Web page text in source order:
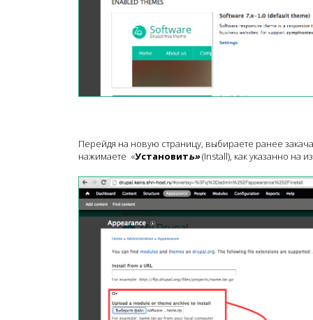
Перейдя на новую страницу, выбираете ранее
нажимаете «Установить»(Install), как указанно на